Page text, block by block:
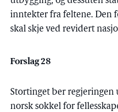
inntekter fra feltene. Den
skal skje ved revidert
Forslag 28
Stortinget ber
norsk sokkel for